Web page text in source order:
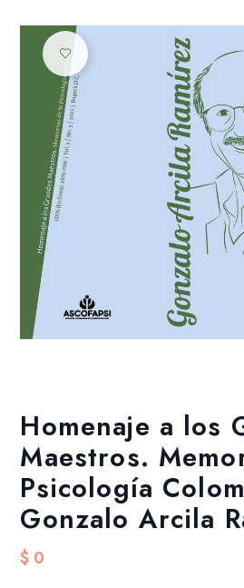
Añadir a la lista de deseos
Homenaje a los
Maestros.
Psicología
Gonzalo Arcila
$ 0